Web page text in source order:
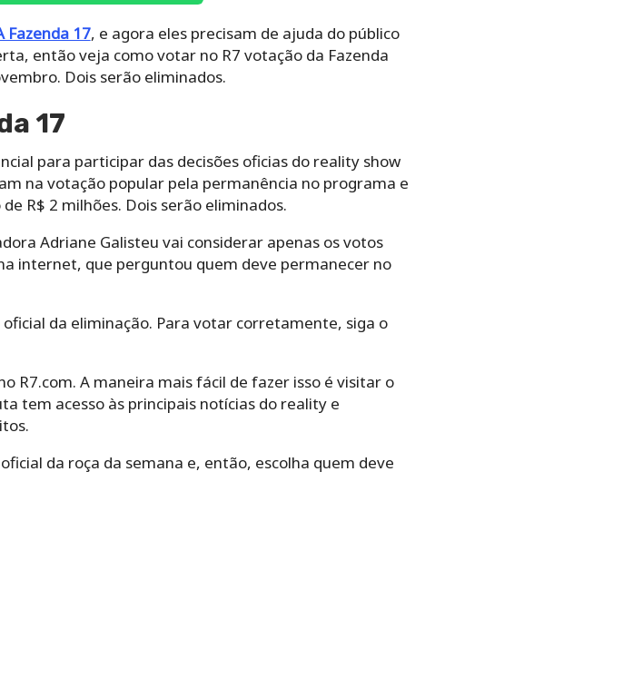
Fazenda 17, e agora eles precisam de ajuda do público
então veja como votar no R7 votação da Fazenda
Dois serão eliminados.
17
para participar das decisões oficias do reality show
na votação popular pela permanência no programa e
R$ 2 milhões. Dois serão eliminados.
Adriane Galisteu vai considerar apenas os votos
internet, que perguntou quem deve permanecer no
da eliminação. Para votar corretamente, siga o
R7.com. A maneira mais fácil de fazer isso é visitar o
tem acesso às principais notícias do reality e
da roça da semana e, então, escolha quem deve